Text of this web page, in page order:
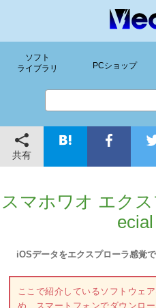
ソフト
ライブラリ
PCショップ
共有
スマホワオ エク
iOSデータをエクスプローラ感覚
ここで紹介しているソフトウェ
め、スマートフォンでダウンロ